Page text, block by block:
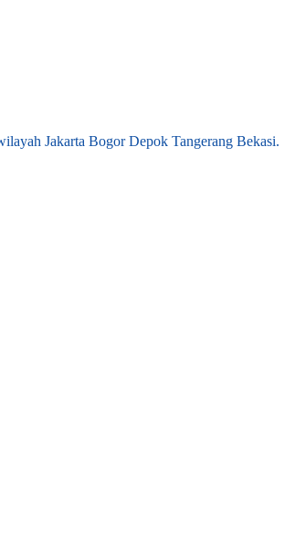
Jakarta Bogor Depok Tangerang Bekasi.